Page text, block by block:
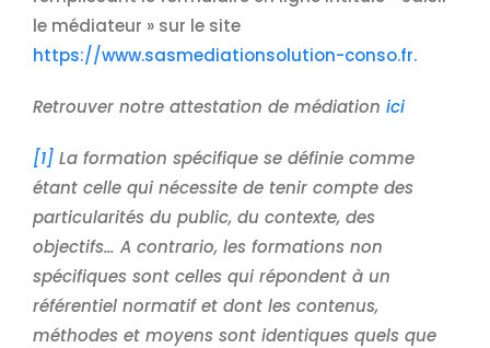
le médiateur » sur le site
https://www.sasmediationsolution-conso.fr.
Retrouver notre attestation de médiation ici
[1]La formation spécifique se définie comme
étant celle qui nécessite de tenir compte des
particularités du public, du contexte, des
objectifs… A contrario, les formations non
spécifiques sont celles qui répondent à un
référentiel normatif et dont les contenus,
méthodes et moyens sont identiques quels que